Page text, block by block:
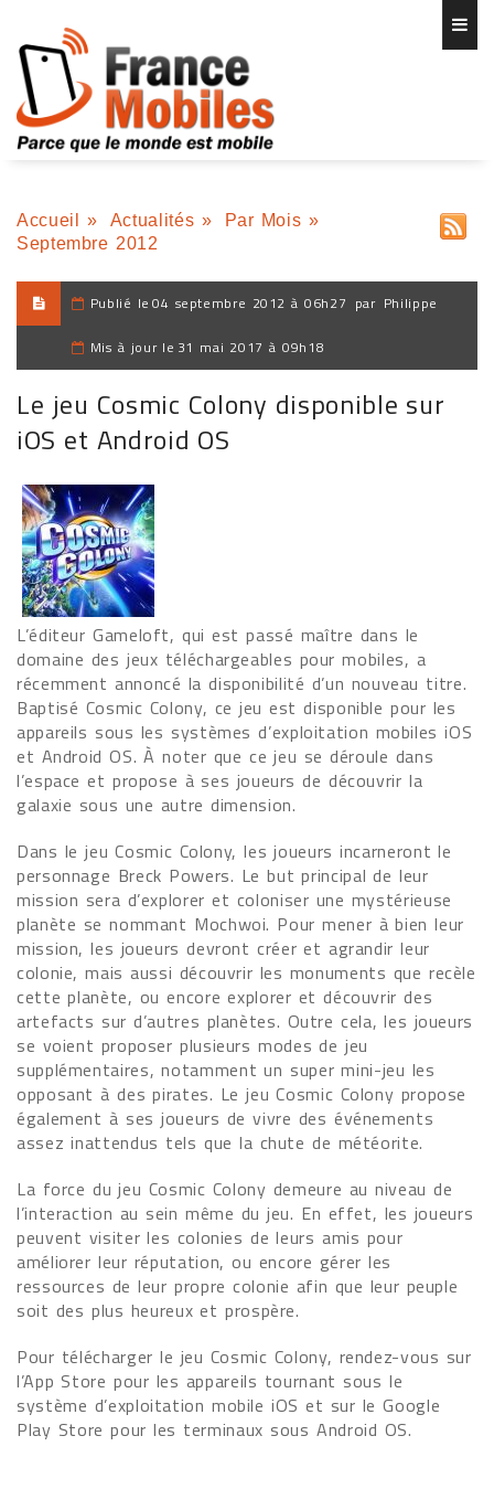
Accueil » Actualités » Par Mois »
Septembre 2012
Publié le 04 septembre 2012 à 06h27 par Philippe
Mis à jour le 31 mai 2017 à 09h18
Le jeu Cosmic Colony disponible sur
iOS et Android OS
L’éditeur Gameloft, qui est passé maître dans le
domaine des jeux téléchargeables pour mobiles, a
récemment annoncé la disponibilité d’un nouveau titre.
Baptisé Cosmic Colony, ce jeu est disponible pour les
appareils sous les systèmes d’exploitation mobiles iOS
et Android OS. À noter que ce jeu se déroule dans
l’espace et propose à ses joueurs de découvrir la
galaxie sous une autre dimension.
Dans le jeu Cosmic Colony, les joueurs incarneront le
personnage Breck Powers. Le but principal de leur
mission sera d’explorer et coloniser une mystérieuse
planète se nommant Mochwoi. Pour mener à bien leur
mission, les joueurs devront créer et agrandir leur
colonie, mais aussi découvrir les monuments que recèle
cette planète, ou encore explorer et découvrir des
artefacts sur d’autres planètes. Outre cela, les joueurs
se voient proposer plusieurs modes de jeu
supplémentaires, notamment un super mini-jeu les
opposant à des pirates. Le jeu Cosmic Colony propose
également à ses joueurs de vivre des événements
assez inattendus tels que la chute de météorite.
La force du jeu Cosmic Colony demeure au niveau de
l’interaction au sein même du jeu. En effet, les joueurs
peuvent visiter les colonies de leurs amis pour
améliorer leur réputation, ou encore gérer les
ressources de leur propre colonie afin que leur peuple
soit des plus heureux et prospère.
Pour télécharger le jeu Cosmic Colony, rendez-vous sur
l’App Store pour les appareils tournant sous le
système d’exploitation mobile iOS et sur le Google
Play Store pour les terminaux sous Android OS.